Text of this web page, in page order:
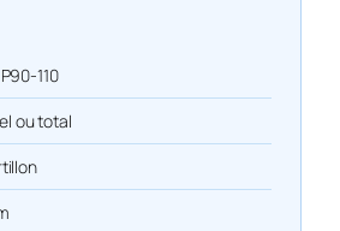
110
ou total